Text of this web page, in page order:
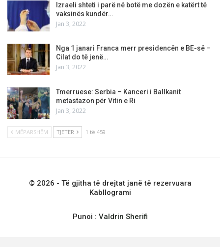
Izraeli shteti i parë në botë me dozën e katërt të
vaksinës kundër…
Jan 3, 2022
Nga 1 janari Franca merr presidencën e BE-së –
Cilat do të jenë…
Jan 3, 2022
Tmerruese: Serbia – Kanceri i Ballkanit
metastazon për Vitin e Ri
Jan 3, 2022
MËPARSHËM TJETËR 1 të 459
© 2026 - Të gjitha të drejtat janë të rezervuara
Kabllogrami
Punoi : Valdrin Sherifi